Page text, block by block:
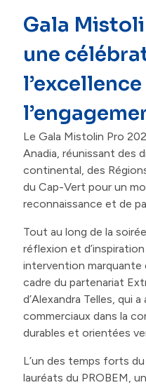
À propos
Ressources
Gala
une
Le Gala Mistolin Pro
Anadia, réunissant des
continental, des
du Cap-Vert pour un
reconnaissance et de
Tout au long de la
réflexion et
intervention marquante
cadre du partenariat
d’Alexandra Telles, qui
commerciaux dans la
durables et orientées
L’un des temps forts
lauréats du PROBEM,